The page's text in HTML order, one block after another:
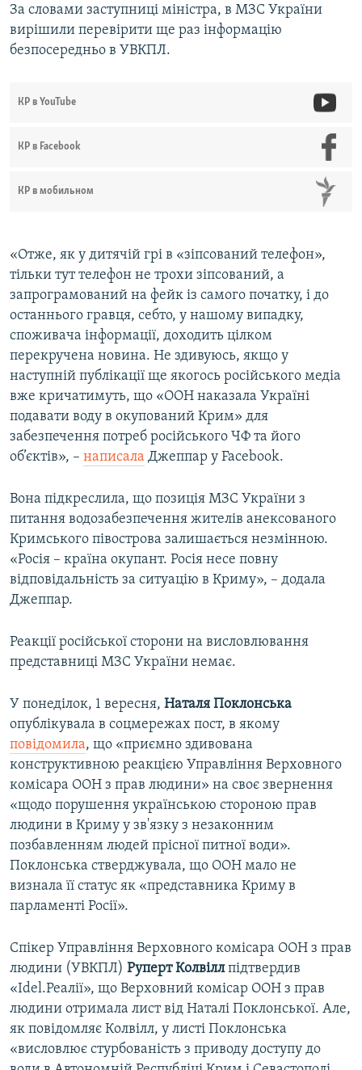
За словами заступниці міністра, в МЗС України
вирішили перевірити ще раз інформацію
безпосередньо в УВКПЛ.
КР в YouTube
КР в Facebook
КР в мобильном
«Отже, як у дитячій грі в «зіпсований телефон»,
тільки тут телефон не трохи зіпсований, а
запрограмований на фейк із самого початку, і до
останнього гравця, себто, у нашому випадку,
споживача інформації, доходить цілком
перекручена новина. Не здивуюсь, якщо у
наступній публікації ще якогось російського медіа
вже кричатимуть, що «ООН наказала Україні
подавати воду в окупований Крим» для
забезпечення потреб російського ЧФ та його
об’єктів», – написала Джеппар у Facebook.
Вона підкреслила, що позиція МЗС України з
питання водозабезпечення жителів анексованого
Кримського півострова залишається незмінною.
«Росія – країна окупант. Росія несе повну
відповідальність за ситуацію в Криму», – додала
Джеппар.
Реакції російської сторони на висловлювання
представниці МЗС України немає.
У понеділок, 1 вересня, Наталя Поклонська
опублікувала в соцмережах пост, в якому
повідомила, що «приємно здивована
конструктивною реакцією Управління Верховного
комісара ООН з прав людини» на своє звернення
«щодо порушення українською стороною прав
людини в Криму у зв'язку з незаконним
позбавленням людей прісної питної води».
Поклонська стверджувала, що ООН мало не
визнала її статус як «представника Криму в
парламенті Росії».
Спікер Управління Верховного комісара ООН з прав
людини (УВКПЛ) Руперт Колвіллпідтвердив
«Idel.Реалії», що Верховний комісар ООН з прав
людини отримала лист від Наталі Поклонської. Але,
як повідомляє Колвілл, у листі Поклонська
«висловлює стурбованість з приводу доступу до